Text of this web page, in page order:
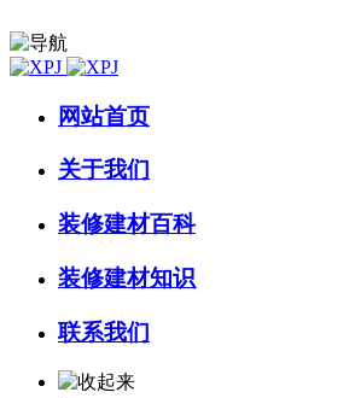
网站首页
关于我们
装修建材百科
装修建材知识
联系我们